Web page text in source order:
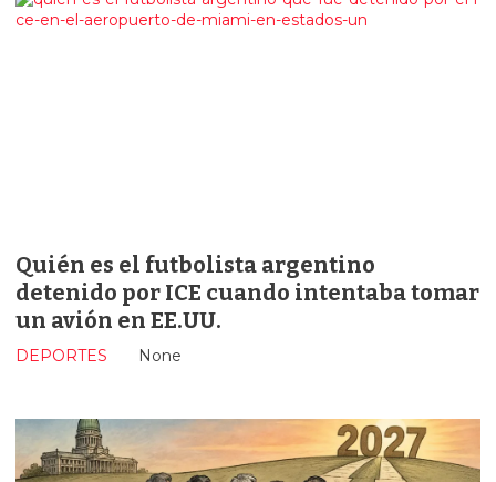
Quién es el futbolista argentino
detenido por ICE cuando intentaba tomar
un avión en EE.UU.
None
DEPORTES